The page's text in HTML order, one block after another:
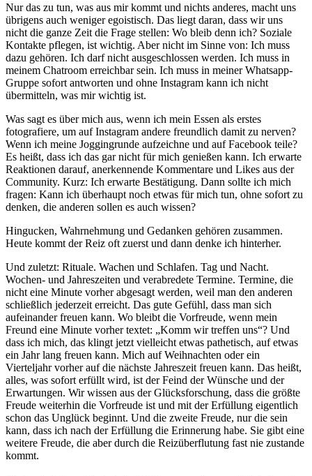
Nur das zu tun, was aus mir kommt und nichts anderes, macht uns
übrigens auch weniger egoistisch. Das liegt daran, dass wir uns
nicht die ganze Zeit die Frage stellen: Wo bleib denn ich? Soziale
Kontakte pflegen, ist wichtig. Aber nicht im Sinne von: Ich muss
dazu gehören. Ich darf nicht ausgeschlossen werden. Ich muss in
meinem Chatroom erreichbar sein. Ich muss in meiner Whatsapp-
Gruppe sofort antworten und ohne Instagram kann ich nicht
übermitteln, was mir wichtig ist.
Was sagt es über mich aus, wenn ich mein Essen als erstes
fotografiere, um auf Instagram andere freundlich damit zu nerven?
Wenn ich meine Joggingrunde aufzeichne und auf Facebook teile?
Es heißt, dass ich das gar nicht für mich genießen kann. Ich erwarte
Reaktionen darauf, anerkennende Kommentare und Likes aus der
Community. Kurz: Ich erwarte Bestätigung. Dann sollte ich mich
fragen: Kann ich überhaupt noch etwas für mich tun, ohne sofort zu
denken, die anderen sollen es auch wissen?
Hingucken, Wahrnehmung und Gedanken gehören zusammen.
Heute kommt der Reiz oft zuerst und dann denke ich hinterher.
Und zuletzt: Rituale. Wachen und Schlafen. Tag und Nacht.
Wochen- und Jahreszeiten und verabredete Termine. Termine, die
nicht eine Minute vorher abgesagt werden, weil man den anderen
schließlich jederzeit erreicht. Das gute Gefühl, dass man sich
aufeinander freuen kann. Wo bleibt die Vorfreude, wenn mein
Freund eine Minute vorher textet: „Komm wir treffen uns“? Und
dass ich mich, das klingt jetzt vielleicht etwas pathetisch, auf etwas
ein Jahr lang freuen kann. Mich auf Weihnachten oder ein
Vierteljahr vorher auf die nächste Jahreszeit freuen kann. Das heißt,
alles, was sofort erfüllt wird, ist der Feind der Wünsche und der
Erwartungen. Wir wissen aus der Glücksforschung, dass die größte
Freude weiterhin die Vorfreude ist und mit der Erfüllung eigentlich
schon das Unglück beginnt. Und die zweite Freude, nur die sein
kann, dass ich nach der Erfüllung die Erinnerung habe. Sie gibt eine
weitere Freude, die aber durch die Reizüberflutung fast nie zustande
kommt.